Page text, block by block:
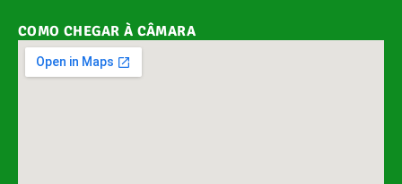
COMO CHEGAR À CÂMARA